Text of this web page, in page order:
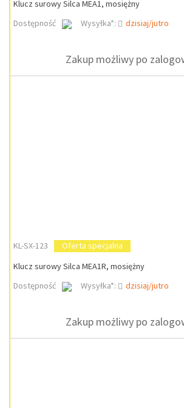
Klucz surowy Silca MEA1, mosiężny
Dostępność
Wysyłka*: dzisiaj/jutro
Zakup możliwy po
KL-SX-123
Oferta specjalna
Klucz surowy Silca MEA1R, mosiężny
Dostępność
Wysyłka*: dzisiaj/jutro
Zakup możliwy po